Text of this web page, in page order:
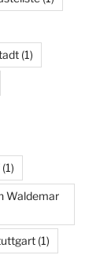
(1)
(1)
Waldemar
(1)